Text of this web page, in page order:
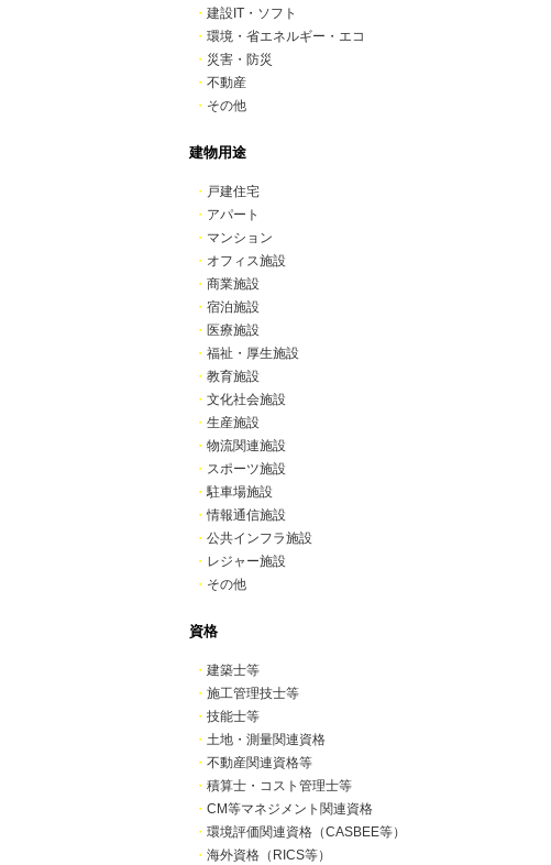
・ 建設IT・ソフト
・ 環境・省エネルギー・エコ
・ 災害・防災
・ 不動産
・ その他
建物用途
・ 戸建住宅
・ アパート
・ マンション
・ オフィス施設
・ 商業施設
・ 宿泊施設
・ 医療施設
・ 福祉・厚生施設
・ 教育施設
・ 文化社会施設
・ 生産施設
・ 物流関連施設
・ スポーツ施設
・駐車場施設
・情報通信施設
・ 公共インフラ施設
・ レジャー施設
・ その他
資格
・ 建築士等
・ 施工管理技士等
・ 技能士等
・ 土地・測量関連資格
・ 不動産関連資格等
・ 積算士・コスト管理士等
・ CM等マネジメント関連資格
・ 環境評価関連資格（CASBEE等）
・ 海外資格（RICS等）